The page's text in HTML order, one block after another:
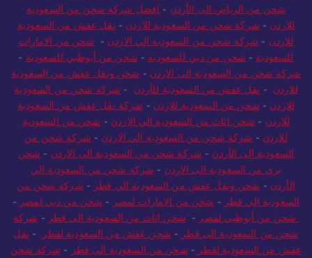
شحن من الرياض الى الأردن - افضل شركة شحن من السعودية
للاردن - شركة شحن من السعودية للاردن - نقل عفش من السعودية
للاردن - شركة شحن من السعودية الي الاردن - شحن من الامارات
للسعودية - شحن من دبي للسعودية - شحن من أبوظبي للسعودية -
شركة شحن من السعودية الى الاردن - شحن ونقل عفش من السعودية
للاردن - نقل عفش من السعودية للأردن - شركة شحن من السعودية
للاردن - شحن من السعودية للاردن - شركة نقل عفش من السعودية
للاردن - شحن اثاث من السعودية الي الاردن - شحن من السعودية
للاردن - شركة شحن من السعودية الي الاردن - شركة شحن من
السعودية إلى الأردن - شركة شحن من السعودية الى الاردن - شحن
بري من السعودية الى الاردن - شركة شحن من السعودية الي
الأردن - شحن ونقل عفش من السعودية الي قطر - شركة شحن من
السعودية الي قطر - شحن من الامارات لمصر - شحن من دبي لمصر -
شحن من أبوظبي لمصر - شحن اثاث من السعودية الى قطر - شركة
شحن من السعودية الى قطر - شحن عفش من السعودية لقطر - نقل
عفش من السعودية لقطر - شحن من السعودية الى قطر - شركة شحن